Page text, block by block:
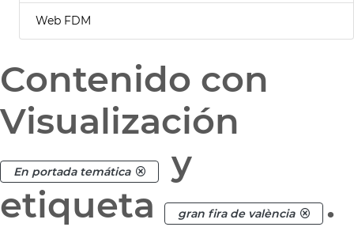
Web FDM
Contenido con
Visualización
En portada temática
y
etiqueta
gran fira de valència .